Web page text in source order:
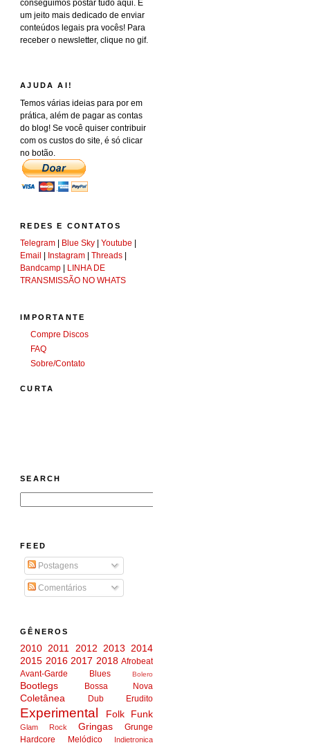
conseguimos postar tudo aqui. É
um jeito mais dedicado de enviar
conteúdos legais pra vocês! Para
receber o newsletter, clique no gif.
AJUDA AI!
Temos várias ideias para por em
prática, além de pagar as contas
do blog! Se você quiser contribuir
com os custos do site, é só clicar
no botão.
REDES E CONTATOS
Telegram | Blue Sky |Youtube |
Email | Instagram |Threads |
Bandcamp | LINHA DE
TRANSMISSÃO NO WHATS
IMPORTANTE
Compre Discos
FAQ
Sobre/Contato
CURTA
SEARCH
FEED
Postagens
Comentários
GÊNEROS
2010 2011 2012 2013 2014
2015 2016 2017 2018 Afrobeat
Avant-Garde
Blues Bolero
Bootlegs Bossa Nova
Coletânea Dub Erudito
Experimental Folk Funk
Glam Rock Gringas
Grunge
Hardcore Melódico
Indietronica